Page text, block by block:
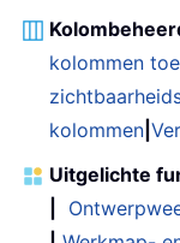
kolommen toe
kolommen
Uitgelichte